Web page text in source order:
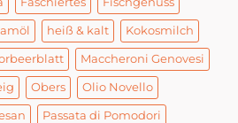
heiß & kalt Kokosmilch
Maccheroni Genovesi
Obers Olio Novello
Passata di Pomodori